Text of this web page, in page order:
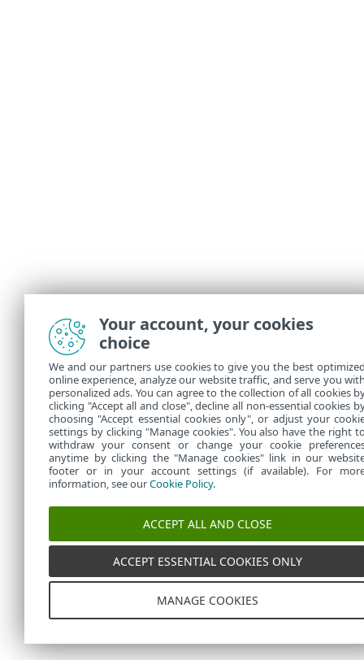
Your account, your cookies
choice
We and our partners use cookies to give you the best
online experience, analyze our website traffic, and serve you
personalized ads. You can agree to the collection of all cookies
clicking "Accept all and close", decline all non-essential cookies
choosing "Accept essential cookies only", or adjust your
settings by clicking "Manage cookies". You also have the right
withdraw your consent or change your cookie
anytime by clicking the "Manage cookies" link in our
footer or in your account settings (if available). For
information, see ourCookie Policy.
ACCEPT ALL AND CLOSE
ACCEPT ESSENTIAL COOKIES ONLY
MANAGE COOKIES